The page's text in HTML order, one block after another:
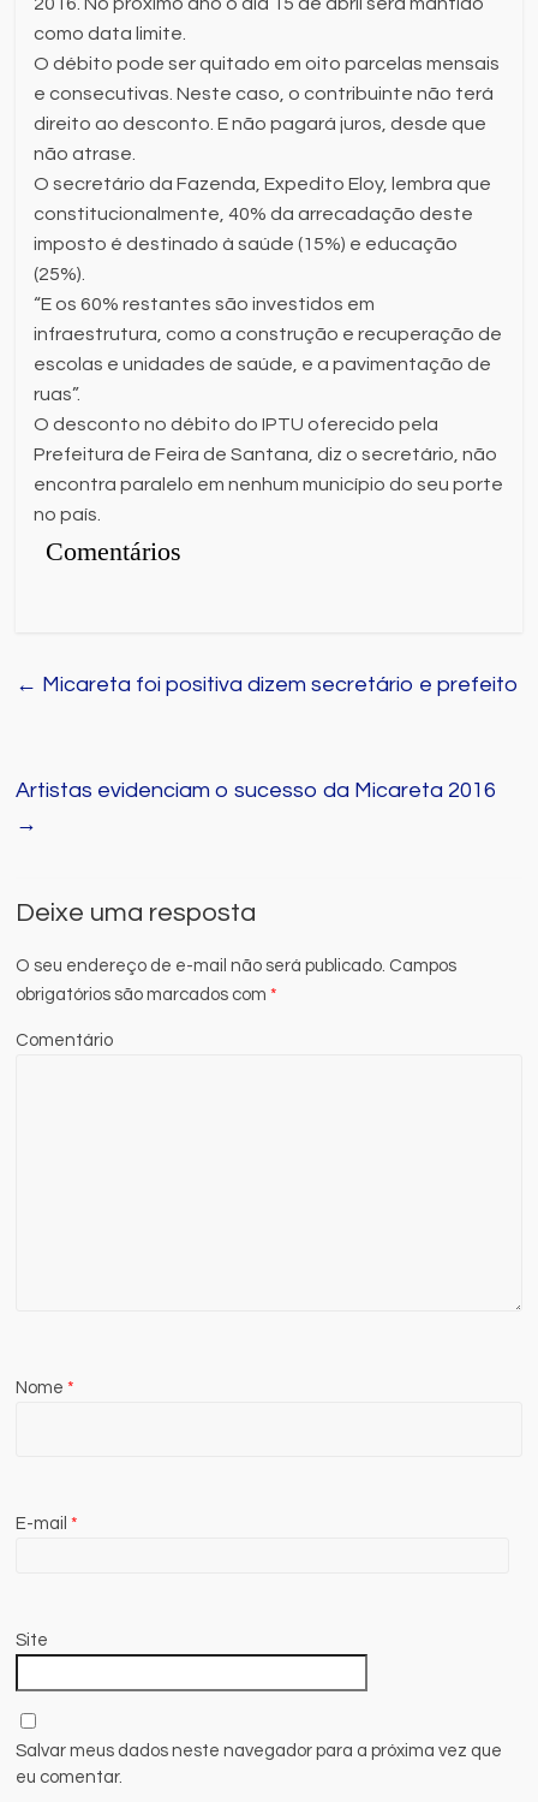
como data limite.
O débito pode ser quitado em oito parcelas mensais
e consecutivas. Neste caso, o contribuinte não terá
direito ao desconto. E não pagará juros, desde que
não atrase.
O secretário da Fazenda, Expedito Eloy, lembra que
constitucionalmente, 40% da arrecadação deste
imposto é destinado à saúde (15%) e educação
(25%).
“E os 60% restantes são investidos em
infraestrutura, como a construção e recuperação de
escolas e unidades de saúde, e a pavimentação de
ruas”.
O desconto no débito do IPTU oferecido pela
Prefeitura de Feira de Santana, diz o secretário, não
encontra paralelo em nenhum município do seu porte
no país.
Comentários
← Micareta foi positiva dizem secretário e prefeito
Artistas evidenciam o sucesso da Micareta 2016
→
Deixe uma resposta
O seu endereço de e-mail não será publicado. Campos
obrigatórios são marcados com*
Comentário
Nome*
E-mail*
Site
Salvar meus dados neste navegador para a próxima vez que
eu comentar.